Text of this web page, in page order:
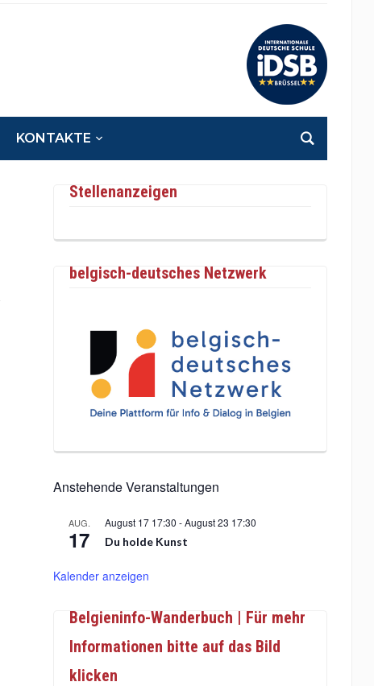
KONTAKTE
Stellenanzeigen
belgisch-deutsches Netzwerk
Anstehende Veranstaltungen
AUG.
17
August 17 17:30 -August 23 17:30
Du holde Kunst
Kalender anzeigen
Belgieninfo-Wanderbuch | Für mehr
Informationen bitte auf das Bild
klicken